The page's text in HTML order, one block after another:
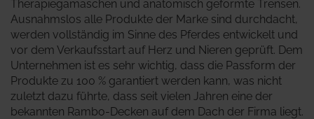
Therapiegamaschen und anatomisch geformte Trensen.
Ausnahmslos alle Produkte der Marke sind durchdacht,
werden vollständig im Sinne des Pferdes entwickelt und
vor dem Verkaufsstart auf Herz und Nieren geprüft. Dem
Unternehmen ist es sehr wichtig, dass die Passform der
Produkte zu 100 % garantiert werden kann, was nicht
zuletzt dazu führte, dass seit vielen Jahren eine der
bekannten Rambo-Decken auf dem Dach der Firma liegt.